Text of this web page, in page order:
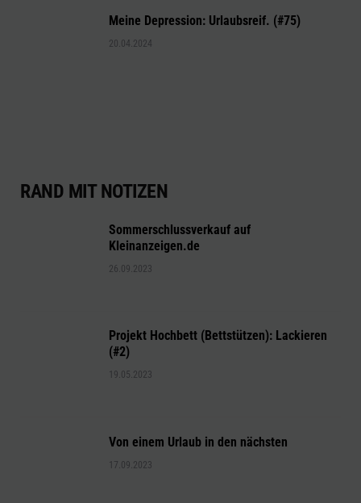
Meine Depression: Urlaubsreif. (#75)
20.04.2024
RAND MIT NOTIZEN
Sommerschlussverkauf auf
Kleinanzeigen.de
26.09.2023
Projekt Hochbett (Bettstützen): Lackieren
(#2)
19.05.2023
Von einem Urlaub in den nächsten
17.09.2023